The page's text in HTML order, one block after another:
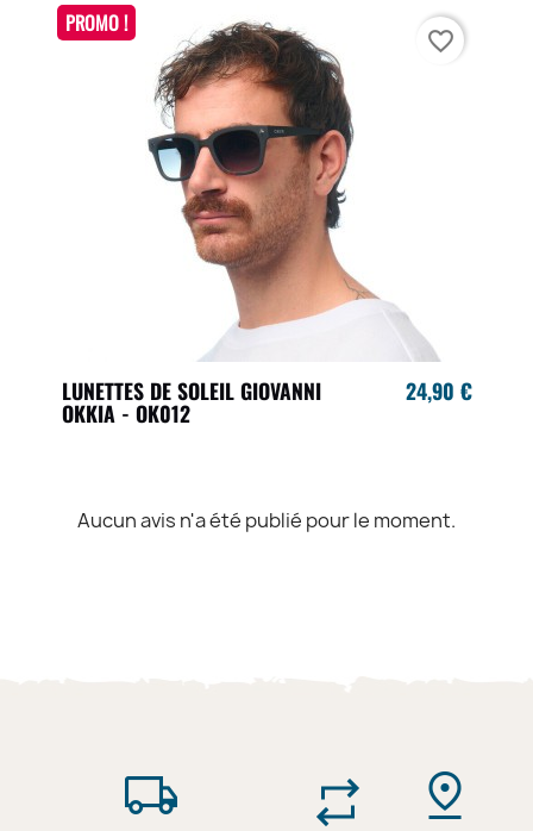
LUNETTES DE SOLEIL GIOVANNI
OKKIA - OK012
24,90 €
PROMO !
favorite_border
Aucun avis n'a été publié pour le moment.